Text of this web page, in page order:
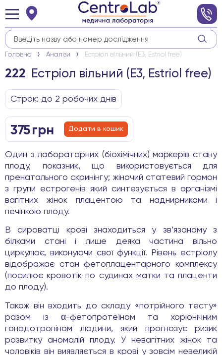
Головна Аналізи Естріол вільний (Е3, Estriol free)
222 Естріол вільний (Е3, Estriol free)
Строк: до 2 робочих днів
375грн Додати в кошик
Один з лабораторних (біохімічних) маркерів стану
плоду, показник, що використовується для
пренатального скринінгу; жіночий статевий гормон
з групи естрогенів який синтезується в організмі
вагітних жінок плацентою та наднирниками і
печінкою плоду.
В сироватці крові знаходиться у зв’язаному з
білками стані і лише деяка частина вільно
циркулює, виконуючи свої функції. Рівень естріолу
відображає стан фетоплацентарного комплексу
(посилює кровотік по судинах матки та плаценти
до плоду).
Також він входить до складу «потрійного тесту»
разом із α-фетопротеїном та хоріонічним
гонадотропіном людини, який прогнозує ризик
розвитку аномалій плоду. У невагітних жінок та
чоловіків він виявляється в крові у зовсім невеликій